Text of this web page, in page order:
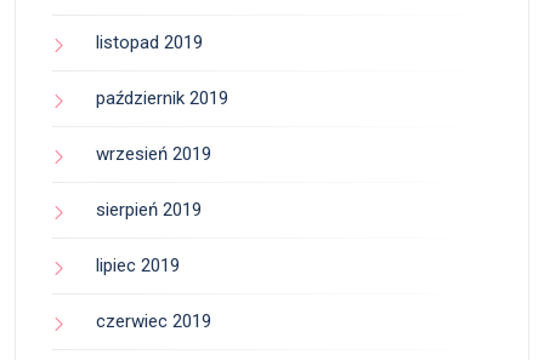
listopad 2019
październik 2019
wrzesień 2019
sierpień 2019
lipiec 2019
czerwiec 2019